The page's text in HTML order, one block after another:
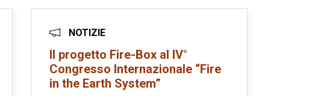
NOTIZIE
Il progetto Fire-Box al IV°
Congresso Internazionale “Fire
in the Earth System”